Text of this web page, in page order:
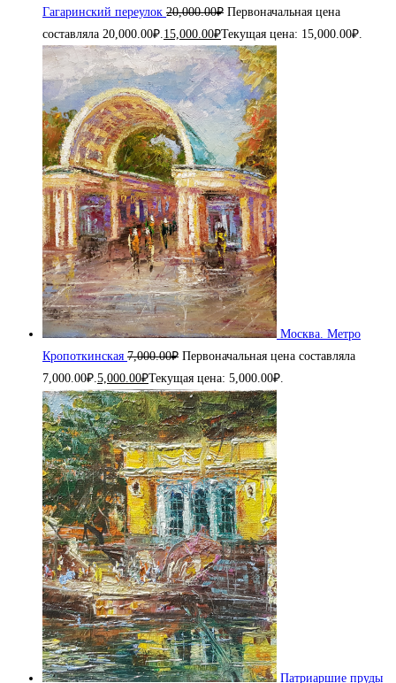
Гагаринский переулок 20,000.00₽ Первоначальная цена
составляла 20,000.00₽.15,000.00₽Текущая цена: 15,000.00₽.
Москва. Метро
Кропоткинская 7,000.00₽ Первоначальная цена составляла
7,000.00₽.5,000.00₽Текущая цена: 5,000.00₽.
Патриаршие пруды